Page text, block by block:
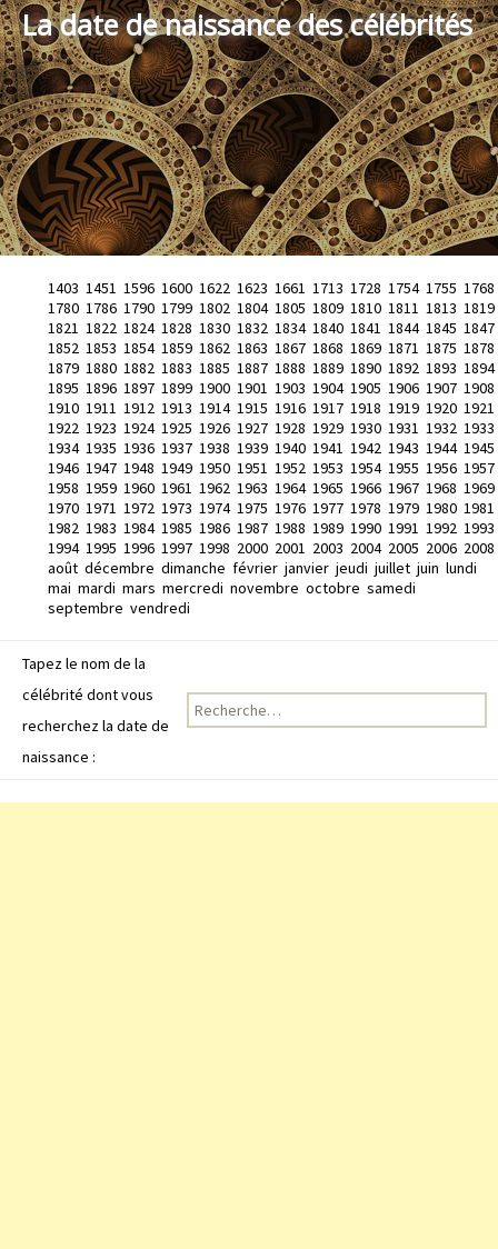
La date de naissance des célébrités
1403 1451 1596 1600 1622 1623 1661 1713 1728 1754 1755 1768
1780 1786 1790 1799 1802 1804 1805 1809 1810 1811 1813 1819
1821 1822 1824 1828 1830 1832 1834 1840 1841 1844 1845 1847
1852 1853 1854 1859 1862 1863 1867 1868 1869 1871 1875 1878
1879 1880 1882 1883 1885 1887 1888 1889 1890 1892 1893 1894
1895 1896 1897 1899 1900 1901 1903 1904 1905 1906 1907 1908
1910 1911 1912 1913 1914 1915 1916 1917 1918 1919 1920 1921
1922 1923 1924 1925 1926 1927 1928 1929 1930 1931 1932 1933
1934 1935 1936 1937 1938 1939 1940 1941 1942 1943 1944 1945
1946 1947 1948 1949 1950 1951 1952 1953 1954 1955 1956 1957
1958 1959 1960 1961 1962 1963 1964 1965 1966 1967 1968 1969
1970 1971 1972 1973 1974 1975 1976 1977 1978 1979 1980 1981
1982 1983 1984 1985 1986 1987 1988 1989 1990 1991 1992 1993
1994 1995 1996 1997 1998 2000 2001 2003 2004 2005 2006 2008
août décembre dimanche février janvier jeudi juillet juin lundi
mai mardi mars mercredi novembre octobre samedi
septembre vendredi
Tapez le nom de la
célébrité dont vous
recherchez la date de
naissance :
Recherche pour :